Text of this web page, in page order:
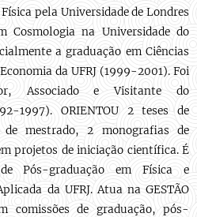
pela Universidade de Londres
Cosmologia na Universidade do
a graduação em Ciências
da UFRJ (1999-2001). Foi
Associado e Visitante do
1997). ORIENTOU 2 teses de
de mestrado, 2 monografias de
projetos de iniciação científica. É
Pós-graduação em Física e
da UFRJ. Atua na GESTÃO
comissões de graduação, pós-